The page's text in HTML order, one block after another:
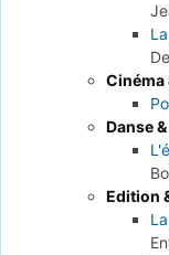
Cinéma
Danse
Edition